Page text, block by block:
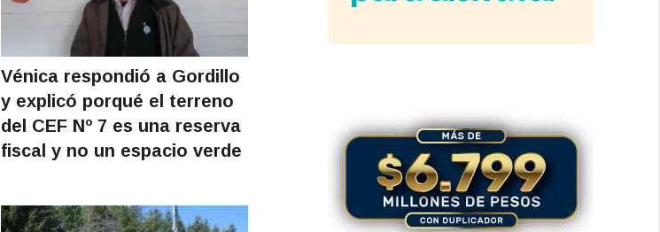
Vénica respondió a Gordillo
y explicó porqué el terreno
del CEF Nº 7 es una reserva
fiscal y no un espacio verde